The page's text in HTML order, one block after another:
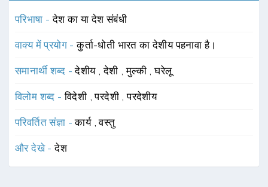
परिभाषा -देश का या देश संबंधी
वाक्य में प्रयोग -कुर्ता-धोती भारत का देशीय पहनावा है।
समानार्थी शब्द -देशीय ,देशी ,मुल्की ,घरेलू
विलोम शब्द -विदेशी ,परदेशी ,परदेशीय
परिवर्तित संज्ञा -कार्य ,वस्तु
और देखे -देश